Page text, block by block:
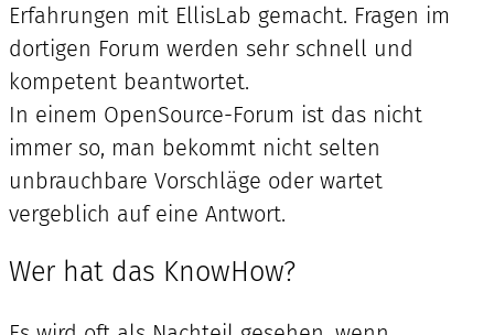
Erfahrungen mit EllisLab gemacht. Fragen im
dortigen Forum werden sehr schnell und
kompetent beantwortet.
In einem OpenSource-Forum ist das nicht
immer so, man bekommt nicht selten
unbrauchbare Vorschläge oder wartet
vergeblich auf eine Antwort.
Wer hat das KnowHow?